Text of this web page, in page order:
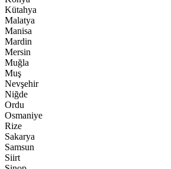
Kütahya
Malatya
Manisa
Mardin
Mersin
Muğla
Muş
Nevşehir
Niğde
Ordu
Osmaniye
Rize
Sakarya
Samsun
Siirt